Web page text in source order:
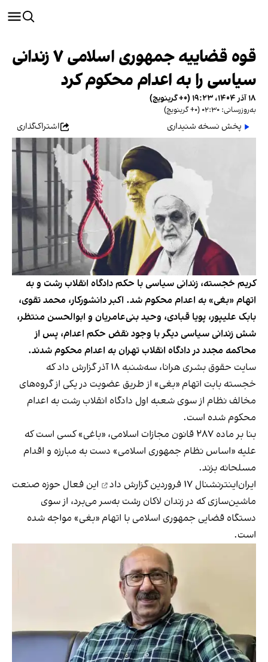
قوه قضاییه جمهوری اسلامی ۷ زندانی
سیاسی را به اعدام محکوم کرد
۱۸ آذر ۱۴۰۴، ۱۹:۲۳ (‎+۰ گرینویچ)
به‌روزرسانی: ۰۲:۳۰ (‎+۰ گرینویچ)
پخش نسخه شنیداری اشتراک‌گذاری
کریم خجسته، زندانی سیاسی با حکم دادگاه انقلاب رشت و به
اتهام «بغی» به اعدام محکوم شد. اکبر دانشورکار، محمد تقوی،
بابک علیپور، پویا قبادی، وحید بنی‌عامریان و ابوالحسن منتظر،
شش زندانی سیاسی دیگر با وجود نقض حکم اعدام، پس از
محاکمه مجدد در دادگاه انقلاب تهران به اعدام محکوم شدند.
سایت حقوق بشری هرانا، سه‌شنبه ۱۸ آذر گزارش داد که
خجسته بابت اتهام «بغی» از طریق عضویت در یکی از گروه‌های
مخالف نظام از سوی شعبه اول دادگاه انقلاب رشت به اعدام
محکوم شده است.
بنا بر ماده ۲۸۷ قانون مجازات اسلامی، «باغی» کسی است که
علیه «اساس نظام جمهوری اسلامی» دست به مبارزه و اقدام
مسلحانه بزند.
ایران‌اینترنشنال ۱۷ فروردین
گزارش داد
این فعال حوزه صنعت
ماشین‌سازی که در زندان لاکان رشت به‌سر می‌برد، از سوی
دستگاه قضایی جمهوری اسلامی با اتهام «بغی» مواجه شده
است.